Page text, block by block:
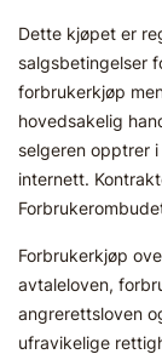
Dette kjøpet er
salgsbetingelser
forbrukerkjøp
hovedsakelig
selgeren opptrer
internett.
Forbrukerkjøp
avtaleloven,
angrerettsloven
ufravikelige